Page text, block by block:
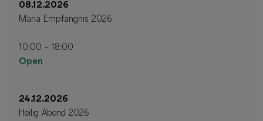
08.12.2026
Maria Empfängnis 2026
10:00 - 18:00
Open
24.12.2026
Heilig Abend 2026